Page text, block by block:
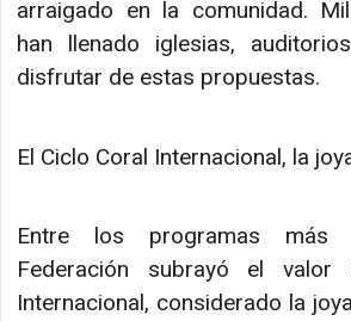
arraigado en la comunidad.
han llenado iglesias,
disfrutar de estas propuestas.
El Ciclo Coral Internacional, la
Entre los programas más
Federación subrayó el valor
Internacional, considerado la